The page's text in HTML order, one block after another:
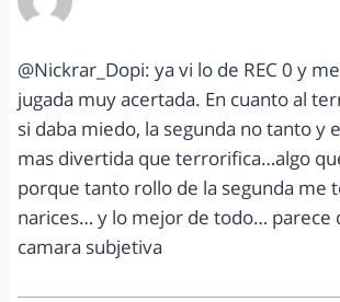
@Nickrar_Dopi: ya vi lo de REC 0 y
jugada muy acertada. En cuanto al
si daba miedo, la segunda no tanto y
mas divertida que terrorifica…algo
porque tanto rollo de la segunda me
narices… y lo mejor de todo… parece
camara subjetiva